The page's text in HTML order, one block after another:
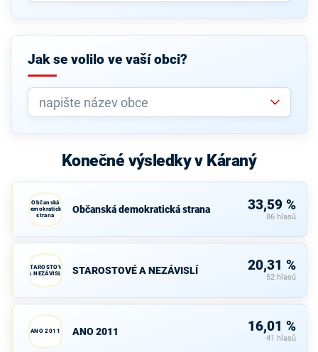
Jak se volilo ve vaší obci?
Konečné výsledky v Káraný
Občanská
demokratická
strana
Občanská demokratická strana 33,59 %
86 hlasů
STAROSTOVÉ
A NEZÁVISLÍ
STAROSTOVÉ A NEZÁVISLÍ 20,31 %
52 hlasů
ANO 2011 ANO 2011 16,01 %
41 hlasů